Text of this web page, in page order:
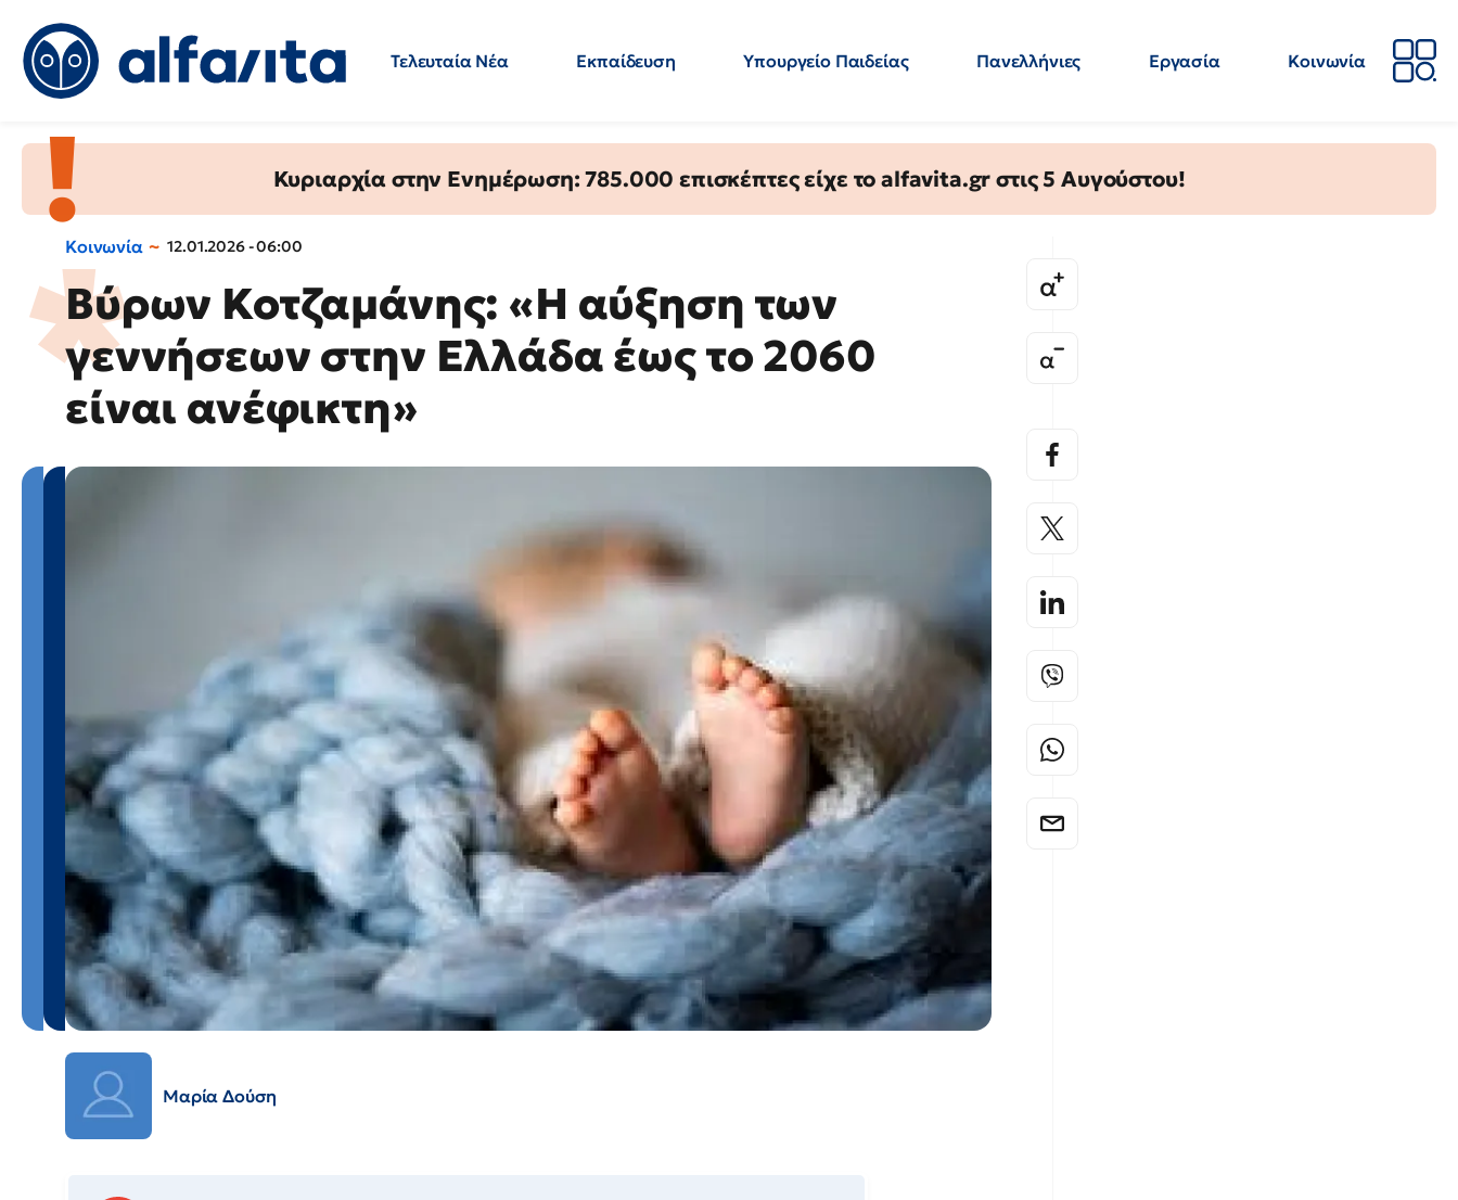
Τελευταία Νέα Εκπαίδευση Υπουργείο Παιδείας Πανελλήνιες Εργασία
Κοινωνία
Κυριαρχία στην Ενημέρωση: 785.000 επισκέπτες είχε το alfavita.gr στις 5 Αυγούστου!
Κοινωνία 12.01.2026 - 06:00
Βύρων Κοτζαμάνης: «Η αύξηση των
γεννήσεων στην Ελλάδα έως το 2060
είναι ανέφικτη»
Μαρία Δούση